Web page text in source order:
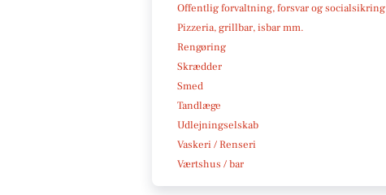
Offentlig forvaltning, forsvar og socialsikring
Pizzeria, grillbar, isbar mm.
Rengøring
Skrædder
Smed
Tandlæge
Udlejningselskab
Vaskeri / Renseri
Værtshus / bar